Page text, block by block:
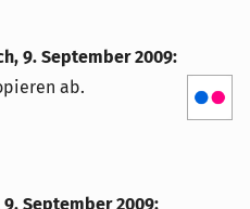
9. September 2009:
ab.
September 2009: